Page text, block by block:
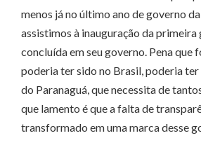
menos já no último ano de governo
assistimos à inauguração da primeira
concluída em seu governo. Pena que
poderia ter sido no Brasil, poderia
do Paranaguá, que necessita de
que lamento é que a falta de
transformado em uma marca desse